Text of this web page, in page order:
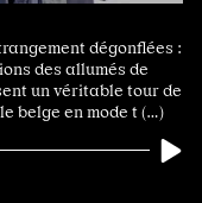
dégonflées :
des allumés de
un véritable tour de
belge en mode t (…)